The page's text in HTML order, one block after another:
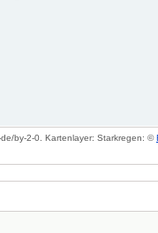
by-2-0. Kartenlayer: Starkregen: ©